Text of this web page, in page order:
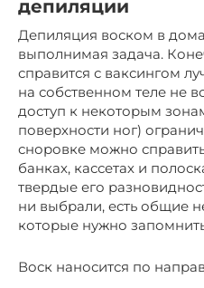
депиляции
Депиляция воском в
выполнимая задача.
справится с ваксингом
на собственном теле не
доступ к некоторым
поверхности ног)
сноровке можно
банках, кассетах и
твердые его
ни выбрали, есть общие
которые нужно
Воск наносится по